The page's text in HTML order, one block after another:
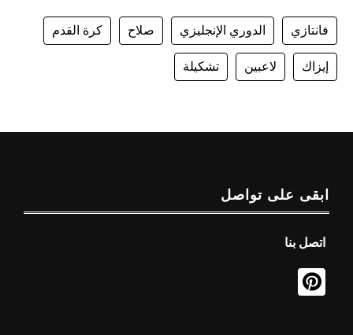
فانتازي الدوري الإنجليزي صلاح كرة القدم
إيزاك لاعبين تشكيلة
ابقى على تواصل
اتصل بنا